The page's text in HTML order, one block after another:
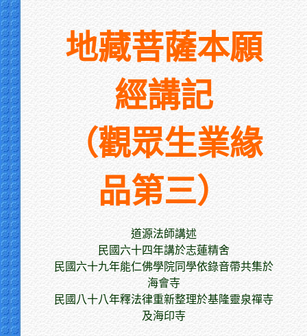
地藏菩薩本願
經講記
（觀眾生業緣
品第三）
道源法師講述
民國六十四年講於志蓮精舍
民國六十九年能仁佛學院同學依錄音帶共集於
海會寺
民國八十八年釋法律重新整理於基隆靈泉禪寺
及海印寺